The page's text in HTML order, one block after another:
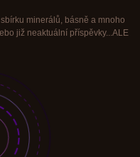
minerálů, básně a mnoho
již neaktuální příspěvky...ALE